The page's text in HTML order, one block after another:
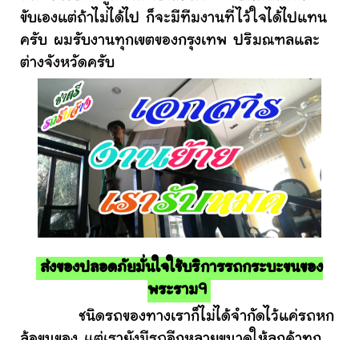
ขับเองแต่ถ้าไม่ได้ไป ก็จะมีทีมงานที่ไว้ใจได้ไปแทน
ครับ ผมรับงานทุกเขตของกรุงเทพ ปริมณฑลและ
ต่างจังหวัดครับ
ส่งของปลอดภัยมั่นใจใช้บริการรถกระบะขนของ
พระราม9
ชนิดรถของทางเราก็ไม่ได้จำกัดไว้แค่รถหก